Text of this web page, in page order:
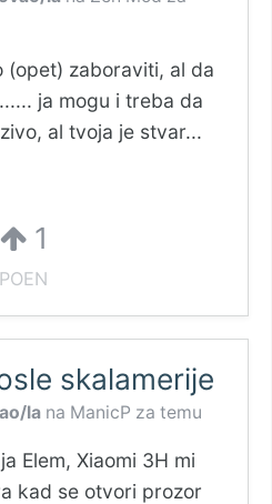
(opet) zaboraviti, al da
ja mogu i treba da
al tvoja je stvar...
1
POEN
skalamerije
la na ManicP za temu
Elem, Xiaomi 3H mi
kad se otvori prozor